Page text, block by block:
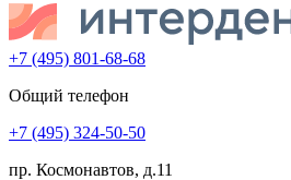
+7 (495) 801-68-68
Общий телефон
+7 (495) 324-50-50
пр. Космонавтов, д.11